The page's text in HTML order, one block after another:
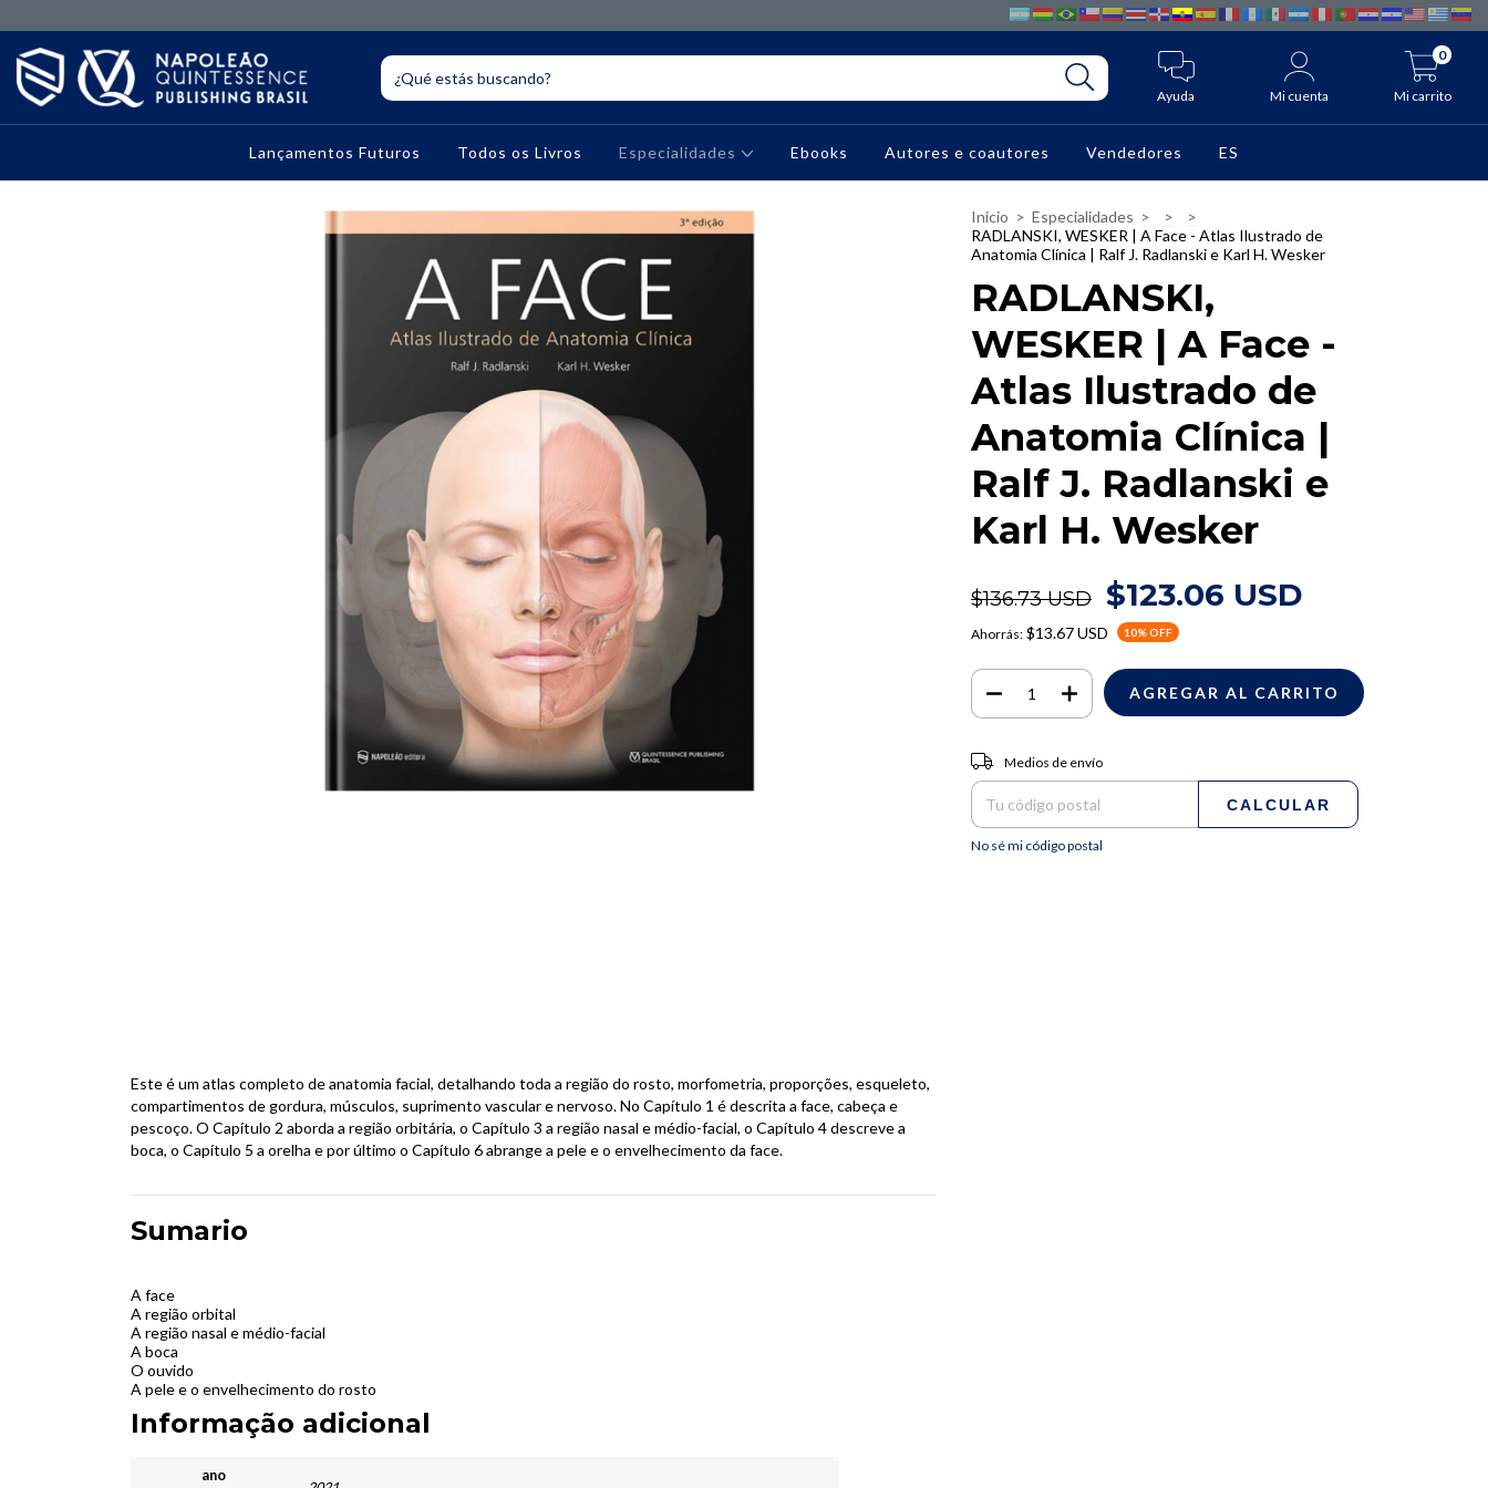
Ayuda Mi cuenta Mi carrito
0
Lançamentos Futuros Todos os Livros Especialidades Ebooks Autores e coautores Vendedores ES
Este é um atlas completo de anatomia facial, detalhando toda a região do rosto, morfometria, proporções, esqueleto,
compartimentos de gordura, músculos, suprimento vascular e nervoso. No Capítulo 1 é descrita a face, cabeça e
pescoço. O Capítulo 2 aborda a região orbitária, o Capítulo 3 a região nasal e médio-facial, o Capítulo 4 descreve a
boca, o Capítulo 5 a orelha e por último o Capítulo 6 abrange a pele e o envelhecimento da face.
Sumario
A face
A região orbital
A região nasal e médio-facial
A boca
O ouvido
A pele e o envelhecimento do rosto
Informação adicional
ano
Inicio > Especialidades > >
>
RADLANSKI, WESKER | A Face - Atlas Ilustrado de
Anatomia Clínica | Ralf J. Radlanski e Karl H. Wesker
RADLANSKI,
WESKER | A Face -
Atlas Ilustrado de
Anatomia Clínica |
Ralf J. Radlanski e
Karl H. Wesker
$136.73 USD $123.06 USD
Ahorrás: $13.67 USD 10% OFF
Entregas para el CP:
Medios de envío
CALCULAR
No sé mi código postal